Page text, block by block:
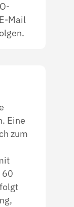
Mail
Eine
zum
60